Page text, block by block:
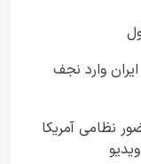
وارد نجف
نظامی آمریکا